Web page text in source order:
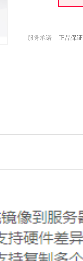
服务承诺 正品保证